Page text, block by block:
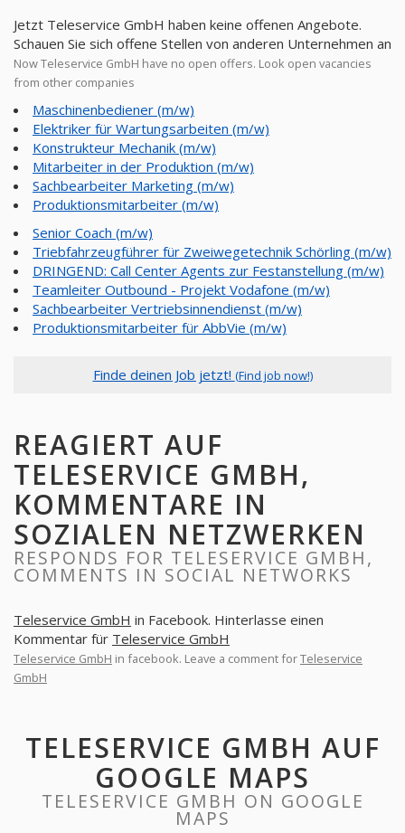
Jetzt Teleservice GmbH haben keine offenen Angebote.
Schauen Sie sich offene Stellen von anderen Unternehmen an
Now Teleservice GmbH have no open offers. Look open vacancies
from other companies
Maschinenbediener (m/w)
Elektriker für Wartungsarbeiten (m/w)
Konstrukteur Mechanik (m/w)
Mitarbeiter in der Produktion (m/w)
Sachbearbeiter Marketing (m/w)
Produktionsmitarbeiter (m/w)
Senior Coach (m/w)
Triebfahrzeugführer für Zweiwegetechnik Schörling (m/w)
DRINGEND: Call Center Agents zur Festanstellung (m/w)
Teamleiter Outbound - Projekt Vodafone (m/w)
Sachbearbeiter Vertriebsinnendienst (m/w)
Produktionsmitarbeiter für AbbVie (m/w)
Finde deinen Job jetzt! (Find job now!)
REAGIERT AUF
TELESERVICE GMBH,
KOMMENTARE IN
SOZIALEN NETZWERKEN
RESPONDS FOR TELESERVICE GMBH,
COMMENTS IN SOCIAL NETWORKS
Teleservice GmbH in Facebook. Hinterlasse einen
Kommentar für Teleservice GmbH
Teleservice GmbH in facebook. Leave a comment forTeleservice
GmbH
TELESERVICE GMBH AUF
GOOGLE MAPS
TELESERVICE GMBH ON GOOGLE
MAPS